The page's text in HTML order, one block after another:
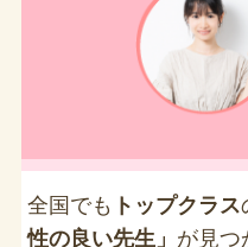
全国でも トップクラス
性の良い先生」 が見つ